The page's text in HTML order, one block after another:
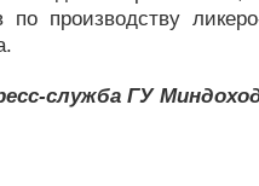
по производству
служба ГУ